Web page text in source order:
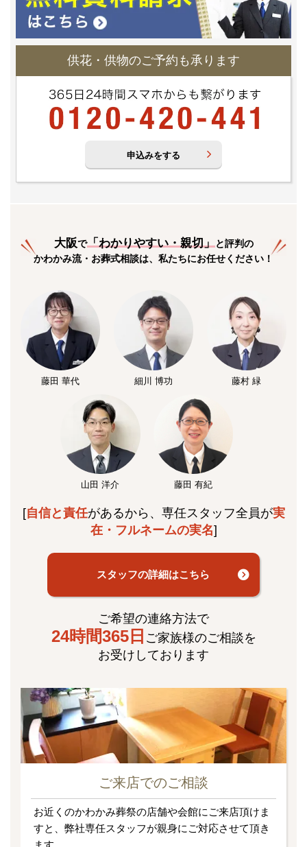
供花・供物のご予約も承ります
申込みをする
大阪で「わかりやすい・親切」と評判の
かわかみ流・お葬式相談は、私たちにお任せください！
藤田 華代 細川 博功 藤村 緑
山田 洋介 藤田 有紀
[自信と責任があるから、専任スタッフ全員が実
在・フルネームの実名]
スタッフの詳細はこちら
ご希望の連絡方法で
24時間365日 ご家族様のご相談を
お受けしております
ご来店でのご相談
お近くのかわかみ葬祭の店舗や会館にご来店頂けま
すと、弊社専任スタッフが親身にご対応させて頂き
ます。